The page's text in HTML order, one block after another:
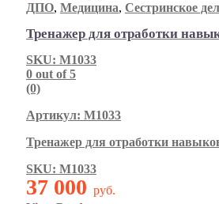
ДПО, Медицина, Сестринское
Тренажер для отработки
SKU: М1033
0 out of 5
(0)
Артикул: М1033
Тренажер для отработки
SKU: М1033
37 000 руб.